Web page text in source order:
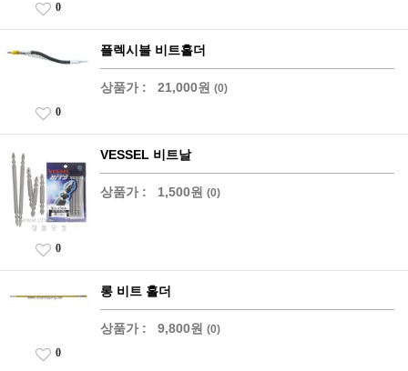
0
플렉시블 비트홀더
상품가 : 21,000원 (0)
0
VESSEL 비트날
상품가 : 1,500원 (0)
0
롱 비트 홀더
상품가 : 9,800원 (0)
0